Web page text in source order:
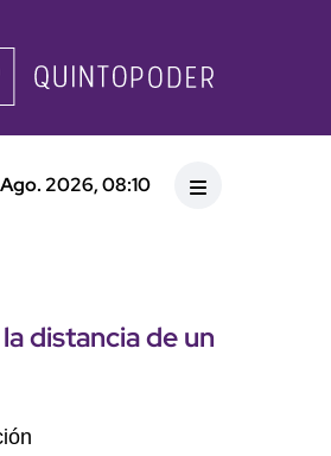
2026, 08:10
distancia de un